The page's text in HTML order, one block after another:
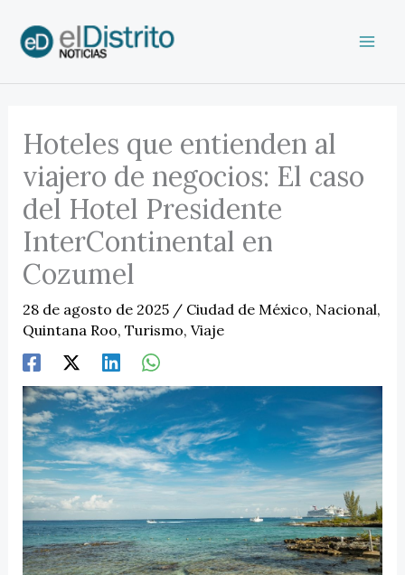
contenido
Hoteles que entienden al
viajero de negocios: El caso
del Hotel Presidente
InterContinental en
Cozumel
28 de agosto de 2025 / Ciudad de México, Nacional,
Quintana Roo, Turismo, Viaje